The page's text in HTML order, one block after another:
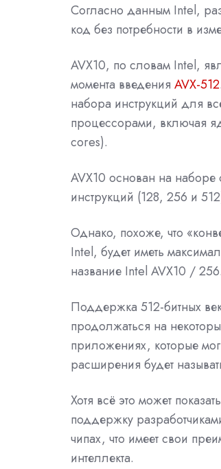
Согласно данным Intel,
код без потребности в
AVX10, по словам Intel,
момента введения AVX-512
набора инструкций для
процессорами, включая
cores).
AVX10 основан на
инструкций (128, 256 и
Однако, похоже, что
Intel, будет иметь
название Intel AVX10 / 256.
Поддержка 512-битных
продолжаться на
приложениях, которые
расширения будет
Хотя всё это может
поддержку
чипах, что имеет свои
интеллекта.